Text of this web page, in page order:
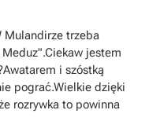
Mulandirze trzeba
jestem
i szóstką
pograć.Wielkie dzięki
rozrywka to powinna